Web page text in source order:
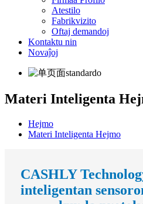
Atestilo
Fabrikvizito
Oftaj demandoj
Kontaktu nin
Novaĵoj
Materi Inteligenta
Hejmo
Materi Inteligenta Hejmo
CASHLY
inteligentan